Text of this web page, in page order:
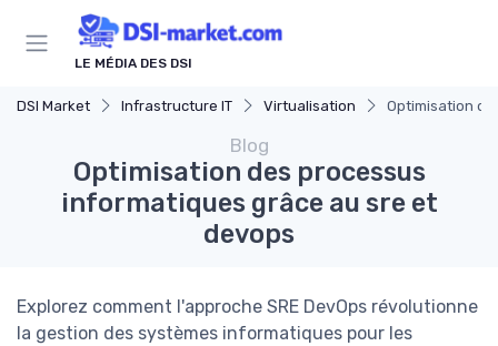
LE MÉDIA DES DSI
DSI Market Infrastructure IT Virtualisation Optimisation
Blog
Optimisation des processus
informatiques grâce au sre et
devops
Explorez comment l'approche SRE DevOps révolutionne
la gestion des systèmes informatiques pour les
Panneau de gestion des cookies